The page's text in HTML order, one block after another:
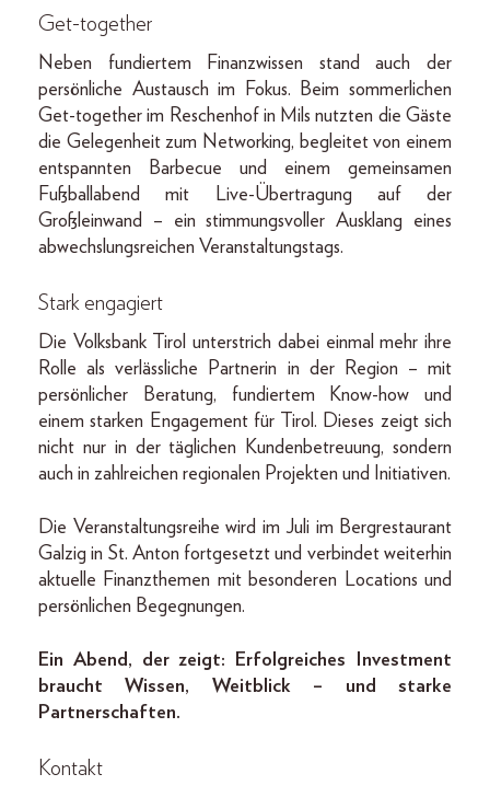
Get-together
Neben fundiertem Finanzwissen stand auch der
persönliche Austausch im Fokus. Beim sommerlichen
Get-together im Reschenhof in Mils nutzten die Gäste
die Gelegenheit zum Networking, begleitet von einem
entspannten Barbecue und einem gemeinsamen
Fußballabend mit Live-Übertragung auf der
Großleinwand – ein stimmungsvoller Ausklang eines
abwechslungsreichen Veranstaltungstags.
Stark engagiert
Die Volksbank Tirol unterstrich dabei einmal mehr ihre
Rolle als verlässliche Partnerin in der Region – mit
persönlicher Beratung, fundiertem Know-how und
einem starken Engagement für Tirol. Dieses zeigt sich
nicht nur in der täglichen Kundenbetreuung, sondern
auch in zahlreichen regionalen Projekten und Initiativen.
Die Veranstaltungsreihe wird im Juli im Bergrestaurant
Galzig in St. Anton fortgesetzt und verbindet weiterhin
aktuelle Finanzthemen mit besonderen Locations und
persönlichen Begegnungen.
Ein Abend, der zeigt: Erfolgreiches Investment
braucht Wissen, Weitblick – und starke
Partnerschaften.
Kontakt